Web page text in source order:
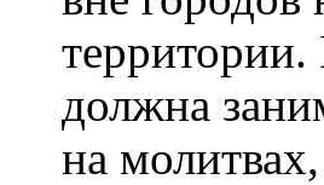
должна
на